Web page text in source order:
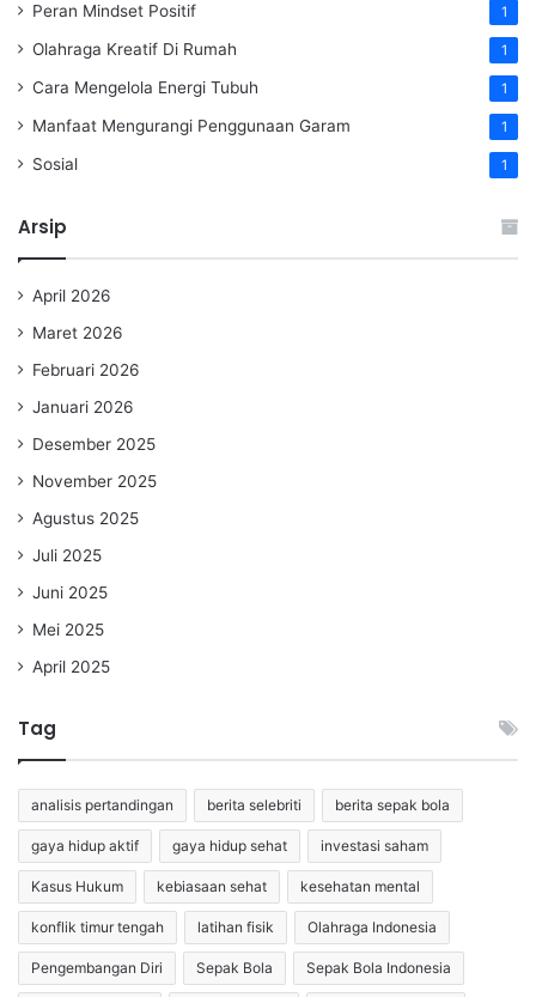
Peran Mindset Positif 1
Olahraga Kreatif Di Rumah 1
Cara Mengelola Energi Tubuh 1
Manfaat Mengurangi Penggunaan Garam 1
Sosial 1
Arsip
April 2026
Maret 2026
Februari 2026
Januari 2026
Desember 2025
November 2025
Agustus 2025
Juli 2025
Juni 2025
Mei 2025
April 2025
Tag
analisis pertandingan berita selebriti berita sepak bola
gaya hidup aktif gaya hidup sehat investasi saham
Kasus Hukum kebiasaan sehat kesehatan mental
konflik timur tengah latihan fisik Olahraga Indonesia
Pengembangan Diri Sepak Bola Sepak Bola Indonesia